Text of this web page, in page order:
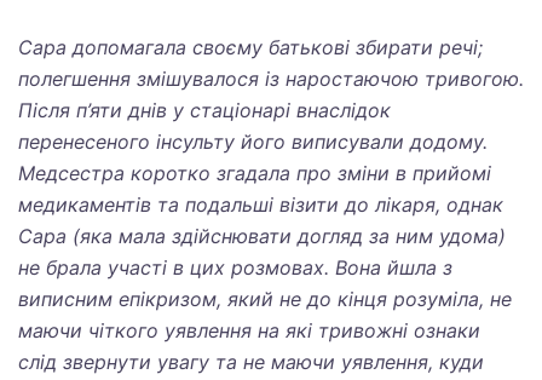
Сара допомагала своєму батькові збирати речі;
полегшення змішувалося із наростаючою тривогою.
Після п’яти днів у стаціонарі внаслідок
перенесеного інсульту його виписували додому.
Медсестра коротко згадала про зміни в прийомі
медикаментів та подальші візити до лікаря, однак
Сара (яка мала здійснювати догляд за ним удома)
не брала участі в цих розмовах. Вона йшла з
виписним епікризом, який не до кінця розуміла, не
маючи чіткого уявлення на які тривожні ознаки
слід звернути увагу та не маючи уявлення, куди